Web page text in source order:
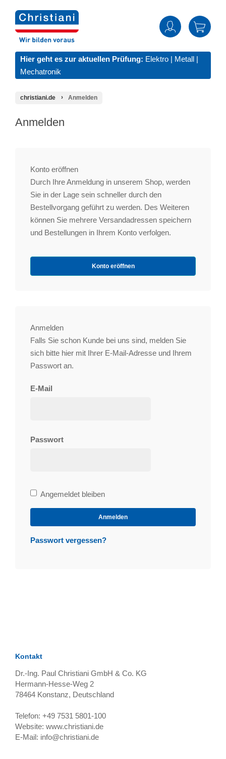
Hier geht es zur aktuellen Prüfung: Elektro | Metall |
Mechatronik
christiani.de Anmelden
Anmelden
Konto eröffnen
Durch Ihre Anmeldung in unserem Shop, werden
Sie in der Lage sein schneller durch den
Bestellvorgang geführt zu werden. Des Weiteren
können Sie mehrere Versandadressen speichern
und Bestellungen in Ihrem Konto verfolgen.
Konto eröffnen
Anmelden
Falls Sie schon Kunde bei uns sind, melden Sie
sich bitte hier mit Ihrer E-Mail-Adresse und Ihrem
Passwort an.
E-Mail
Passwort
Bleibe
angemeldet
Angemeldet bleiben
Anmelden
Passwort vergessen?
Kontakt
Dr.-Ing. Paul Christiani GmbH & Co. KG
Hermann-Hesse-Weg 2
78464 Konstanz, Deutschland
Telefon: +49 7531 5801-100
Website: www.christiani.de
E-Mail: info@christiani.de